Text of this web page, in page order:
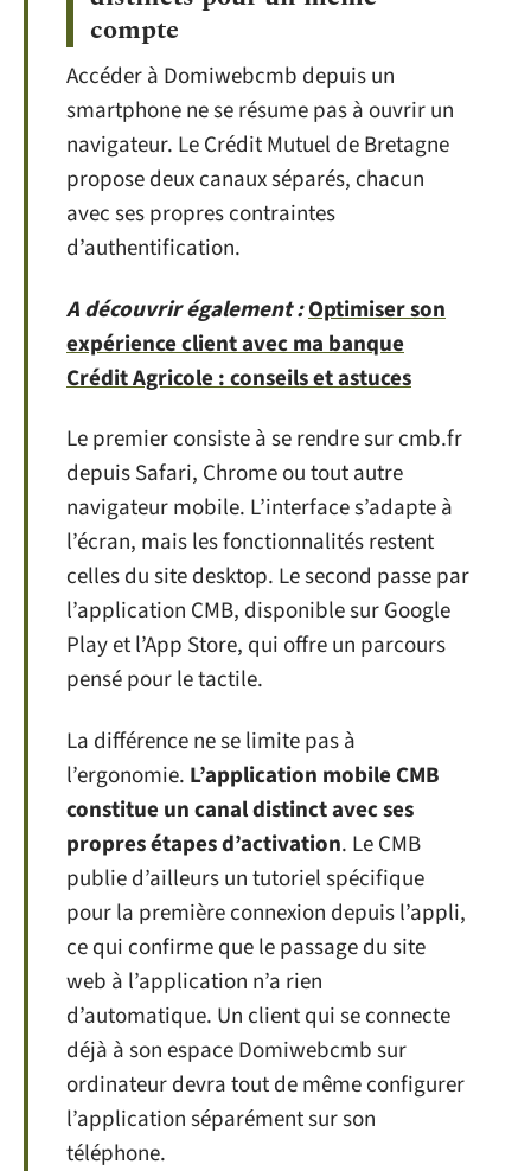
compte
Accéder à Domiwebcmb depuis un
smartphone ne se résume pas à ouvrir un
navigateur. Le Crédit Mutuel de Bretagne
propose deux canaux séparés, chacun
avec ses propres contraintes
d’authentification.
A découvrir également :Optimiser son
expérience client avec ma banque
Crédit Agricole : conseils et astuces
Le premier consiste à se rendre sur cmb.fr
depuis Safari, Chrome ou tout autre
navigateur mobile. L’interface s’adapte à
l’écran, mais les fonctionnalités restent
celles du site desktop. Le second passe par
l’application CMB, disponible sur Google
Play et l’App Store, qui offre un parcours
pensé pour le tactile.
La différence ne se limite pas à
l’ergonomie. L’application mobile CMB
constitue un canal distinct avec ses
propres étapes d’activation. Le CMB
publie d’ailleurs un tutoriel spécifique
pour la première connexion depuis l’appli,
ce qui confirme que le passage du site
web à l’application n’a rien
d’automatique. Un client qui se connecte
déjà à son espace Domiwebcmb sur
ordinateur devra tout de même configurer
l’application séparément sur son
téléphone.